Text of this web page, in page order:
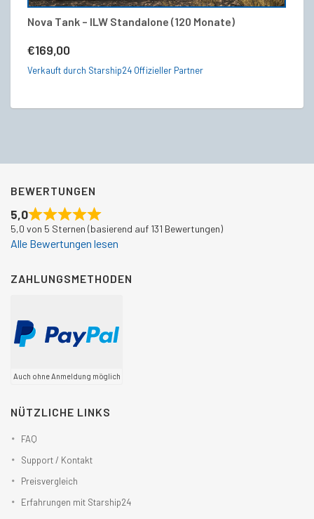
Nova Tank – ILW Standalone (120 Monate)
€169,00
Verkauft durch Starship24 Offizieller Partner
BEWERTUNGEN
5,0
5,0 von 5 Sternen (basierend auf 131 Bewertungen)
Alle Bewertungen lesen
ZAHLUNGSMETHODEN
Auch ohne Anmeldung möglich
NÜTZLICHE LINKS
FAQ
Support / Kontakt
Preisvergleich
Erfahrungen mit Starship24